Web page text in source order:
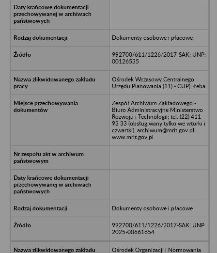
Dokumenty osobowe i płacowe
992700/611/1226/2017-SAK; UNP:
00126535
Ośrodek Wczasowy Centralnego
Urzędu Planowania (11) - CUP), Łeba
Zespół Archiwum Zakładowego -
Biuro Administracyjne Ministerstwo
Rozwoju i Technologii; tel. (22) 411
93 33 (obsługiwany tylko we wtorki i
czwartki); archiwum@mrit.gov.pl;
www.mrit.gov.pl
Dokumenty osobowe i płacowe
992700/611/1226/2017-SAK; UNP:
2025-00661654
Ośrodek Organizacji i Normowania